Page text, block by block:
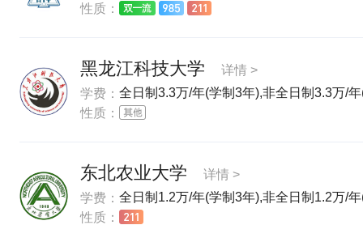
性质：
黑龙江科技大学
详情 >
学费： 全日制3.3万/年(学制3年),非全日制3.3万/
性质：
东北农业大学
详情 >
学费： 全日制1.2万/年(学制3年),非全日制1.2万/
性质：